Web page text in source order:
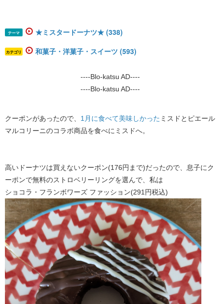
テーマ ★ミスタードーナツ★ (338)
カテゴリ 和菓子・洋菓子・スイーツ (593)
----Blo-katsu AD----
----Blo-katsu AD----
クーポンがあったので、​ 1月に食べて美味しかった ​ミスドとピエール
マルコリーニのコラボ商品を食べにミスドへ。
高いドーナツは買えないクーポン(176円まで)だったので、息子にク
ーポンで無料のストロベリーリングを選んで、私は
ショコラ・フランボワーズ ファッション(291円税込)